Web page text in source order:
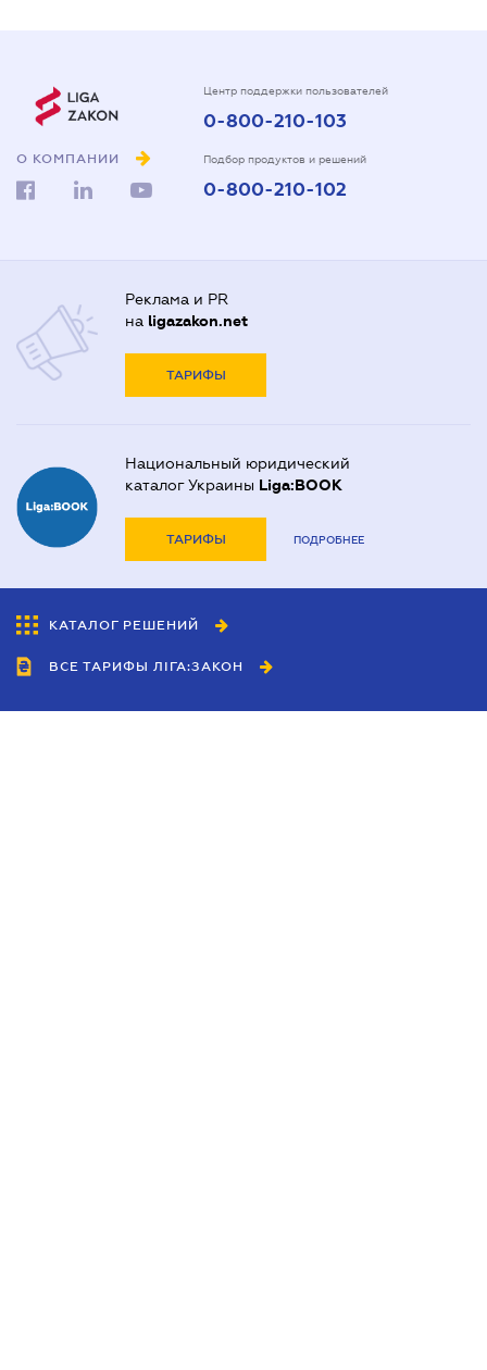
О КОМПАНИИ
Центр поддержки пользователей
0-800-210-103
Подбор продуктов и решений
0-800-210-102
Реклама и PR
на ligazakon.net
ТАРИФЫ
Национальный юридический
каталог Украины Liga:BOOK
ТАРИФЫ ПОДРОБНЕЕ
КАТАЛОГ РЕШЕНИЙ
ВСЕ ТАРИФЫ ЛІГА:ЗАКОН